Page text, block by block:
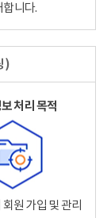
합니다.
)
처리 목적
원 가입 및 관리